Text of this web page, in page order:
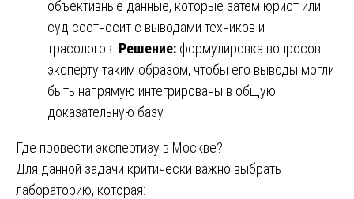
объективные данные, которые затем юрист или
суд соотносит с выводами техников и
трасологов. Решение: формулировка вопросов
эксперту таким образом, чтобы его выводы могли
быть напрямую интегрированы в общую
доказательную базу.
Где провести экспертизу в Москве?
Для данной задачи критически важно выбрать
лабораторию, которая: